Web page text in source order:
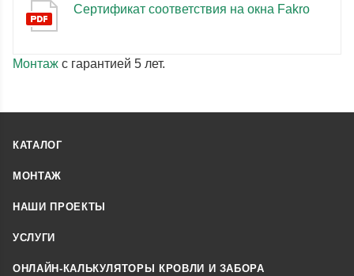
Сертификат соответствия на окна Fakro
Монтаж с гарантией 5 лет.
КАТАЛОГ
МОНТАЖ
НАШИ ПРОЕКТЫ
УСЛУГИ
ОНЛАЙН-КАЛЬКУЛЯТОРЫ КРОВЛИ И ЗАБОРА